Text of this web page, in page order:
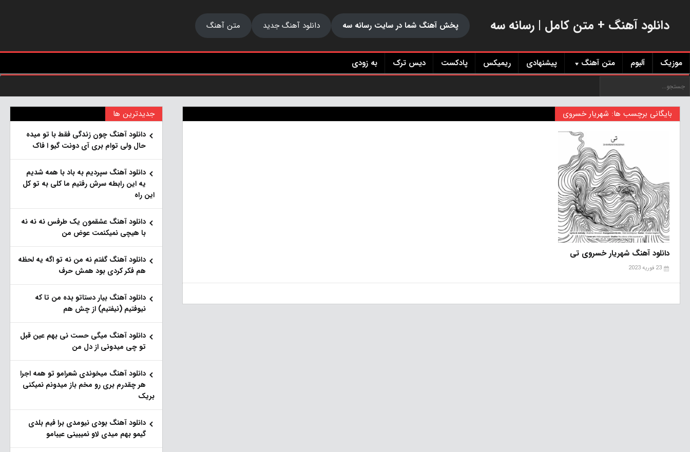
دانلود آهنگ + متن کامل | رسانه سه پخش آهنگ شما در سایت رسانه سه دانلود آهنگ جدید متن آهنگ
موزیک آلبوم متن آهنگ پیشنهادی ریمیکس پادکست دیس ترک به زودی
بایگانی برچسب ها: شهریار خسروی
دانلود آهنگ شهریار خسروی تی
23 فوریه 2023
جدیدترین ها
دانلود آهنگ چون زندگی فقط با تو میده
حال ولی توام بری آی دونت گیو ا فاک
دانلود آهنگ سپردیم به باد با همه شدیم
یه این رابطه سرش رفتیم ما کلی به تو کل
این راه
دانلود آهنگ عشقمون یک طرفس نه نه نه
با هیچی نمیکنمت عوض من
دانلود آهنگ گفتم نه من نه تو اگه یه لحظه
هم فکر کردی بود همش حرف
دانلود آهنگ بیار دستاتو بده من تا که
نیوفتیم (نیفتیم) از چش هم
دانلود آهنگ میگی حست نی بهم عین قبل
تو چی میدونی از دل من
دانلود آهنگ میخوندی شعرامو تو همه اجرا
هر چقدرم بری رو مخم باز میدونم نمیکنی
بریک
دانلود آهنگ بودی نیومدی برا فیم بلدی
گیمو بهم میدی لاو نمیبینی عیبامو